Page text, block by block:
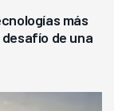
más
de una